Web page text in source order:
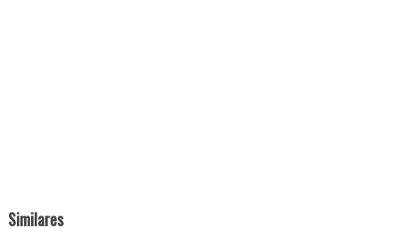
Similares